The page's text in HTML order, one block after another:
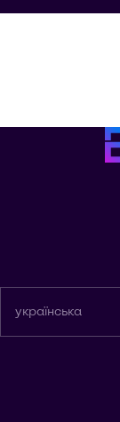
українська